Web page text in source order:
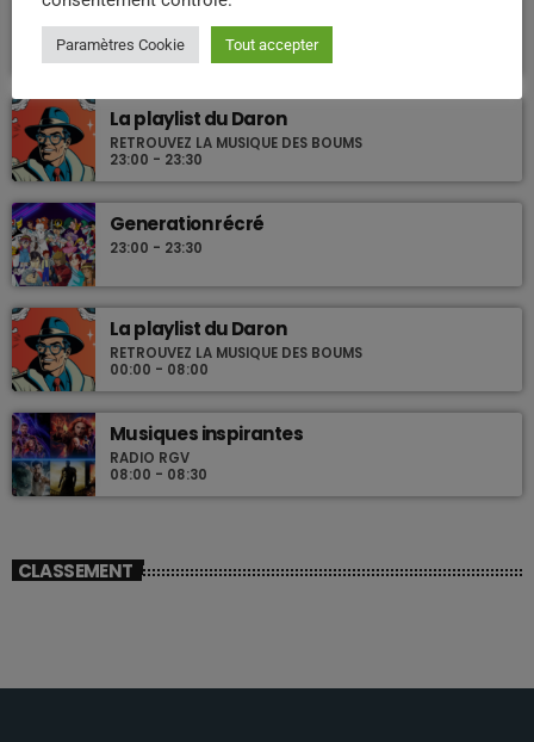
Musique ZEN
DJ YOYO
22:00 - 23:00
La playlist du Daron
RETROUVEZ LA MUSIQUE DES BOUMS
23:00 - 23:30
Generation récré
23:00 - 23:30
La playlist du Daron
RETROUVEZ LA MUSIQUE DES BOUMS
00:00 - 08:00
Musiques inspirantes
RADIO RGV
08:00 - 08:30
CLASSEMENT
Paramètres Cookie Tout accepter